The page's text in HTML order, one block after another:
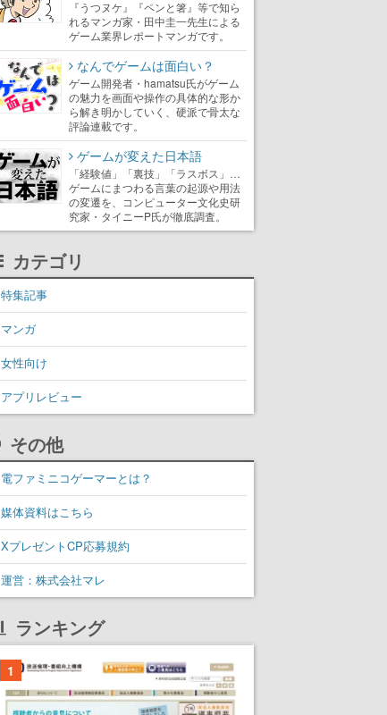
『うつヌケ』『ペンと箸』等で知ら
れるマンガ家・田中圭一先生による
ゲーム業界レポートマンガです。
なんでゲームは面白い？
ゲーム開発者・hamatsu氏がゲーム
の魅力を画面や操作の具体的な形か
ら解き明かしていく、硬派で骨太な
評論連載です。
ゲームが変えた日本語
「経験値」「裏技」「ラスボス」…
ゲームにまつわる言葉の起源や用法
の変遷を、コンピューター文化史研
究家・タイニーP氏が徹底調査。
カテゴリ
特集記事
マンガ
女性向け
アプリレビュー
その他
電ファミニコゲーマーとは？
媒体資料はこちら
XプレゼントCP応募規約
運営：株式会社マレ
ランキング
1